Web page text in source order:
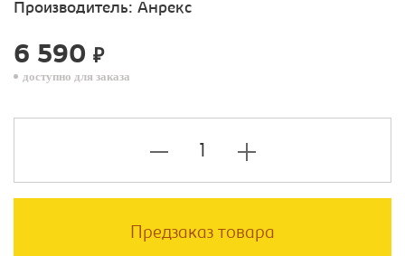
Производитель: Анрекс
6 590 ₽
доступно для заказа
Предзаказ товара